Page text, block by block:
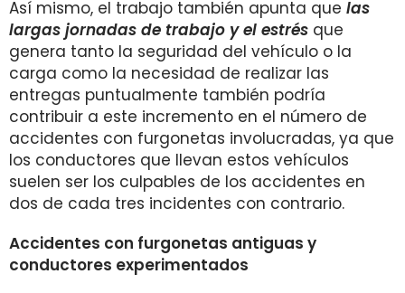
Así mismo, el trabajo también apunta que las
largas jornadas de trabajo y el estrés que
genera tanto la seguridad del vehículo o la
carga como la necesidad de realizar las
entregas puntualmente también podría
contribuir a este incremento en el número de
accidentes con furgonetas involucradas, ya que
los conductores que llevan estos vehículos
suelen ser los culpables de los accidentes en
dos de cada tres incidentes con contrario.
Accidentes con furgonetas antiguas y
conductores experimentados